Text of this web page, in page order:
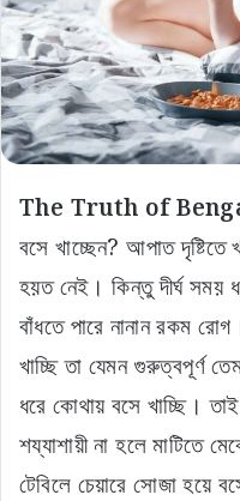
The Truth of
বসে খাচ্ছেন? আপাত দৃষ্টিতে
হয়ত নেই। কিন্তু দীর্ঘ সময়
বাঁধতে পারে নানান রকম
খাচ্ছি তা যেমন গুরুত্বপূর্ণ
ধরে কোথায় বসে খাচ্ছি।
শয্যাশায়ী না হলে মাটিতে
টেবিলে চেয়ারে সোজা হয়ে